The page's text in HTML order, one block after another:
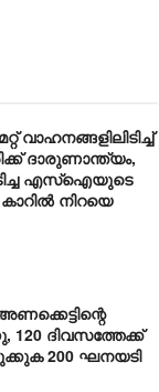
വാഹനങ്ങളിലിടിച്ച്
ദാരുണാന്ത്യം,
എസ്ഐയുടെ
നിറയെ
ദിവസത്തേക്ക്
ഒഴുക്കുക 200 ഘനയടി